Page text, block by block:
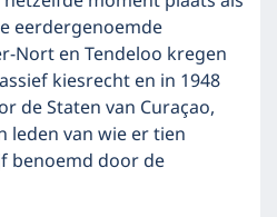
eerdergenoemde
Nort en Tendeloo kregen
kiesrecht en in 1948
de Staten van Curaçao,
leden van wie er tien
benoemd door de